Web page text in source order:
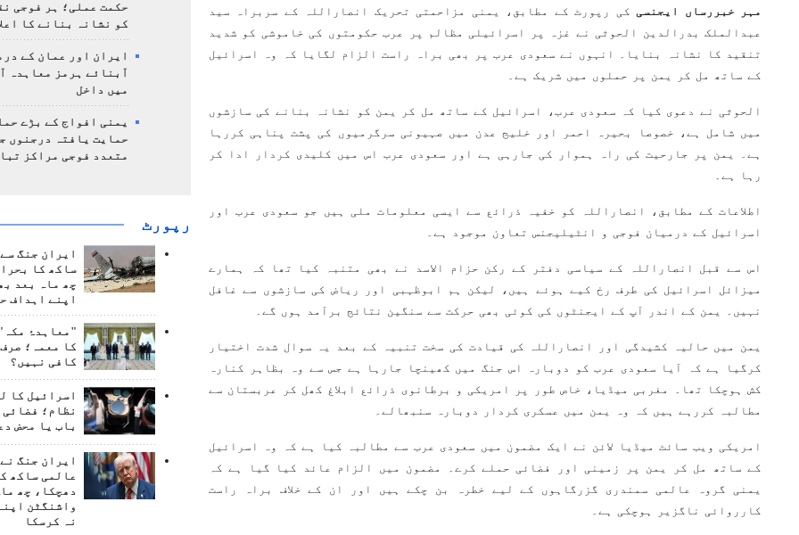
مہر خبررساں ایجنسی کی رپورٹ کے مطابق، یمنی مزاحمتی تحریک انصاراللہ کے سربراہ سید
عبدالملک بدرالدین الحوثی نے غزہ پر اسرائیلی مظالم پر عرب حکومتوں کی خاموشی کو شدید
تنقید کا نشانہ بنایا۔ انہوں نے سعودی عرب پر بھی براہ راست الزام لگایا کہ وہ اسرائیل
کے ساتھ مل کر یمن پر حملوں میں شریک ہے۔
الحوثی نے دعوی کیا کہ سعودی عرب، اسرائیل کے ساتھ مل کر یمن کو نشانہ بنانے کی سازشوں
میں شامل ہے، خصوصا بحیرہ احمر اور خلیج عدن میں صہیونی سرگرمیوں کی پشت پناہی کررہا
ہے۔ یمن پر جارحیت کی راہ ہموار کی جارہی ہے اور سعودی عرب اس میں کلیدی کردار ادا کر
رہا ہے۔
اطلاعات کے مطابق، انصاراللہ کو خفیہ ذرائع سے ایسی معلومات ملی ہیں جو سعودی عرب اور
اسرائیل کے درمیان فوجی و انٹیلیجنس تعاون موجود ہے۔
اس سے قبل انصاراللہ کے سیاسی دفتر کے رکن حزام الاسد نے بھی متنبہ کیا تھا کہ ہمارے
میزائل اسرائیل کی طرف رخ کیے ہوئے ہیں، لیکن ہم ابوظہبی اور ریاض کی سازشوں سے غافل
نہیں۔ یمن کے اندر آپ کے ایجنٹوں کی کوئی بھی حرکت سے سنگین نتائج برآمد ہوں گے۔
یمن میں حالیہ کشیدگی اور انصاراللہ کی قیادت کی سخت تنبیہ کے بعد یہ سوال شدت اختیار
کرگیا ہے کہ آیا سعودی عرب کو دوبارہ اس جنگ میں کھینچا جارہا ہے جس سے وہ بظاہر کنارہ
کش ہوچکا تھا۔ مغربی میڈیا، خاص طور پر امریکی و برطانوی ذرائع ابلاغ کھل کر عربستان سے
مطالبہ کررہے ہیں کہ وہ یمن میں عسکری کردار دوبارہ سنبھالے۔
امریکی ویب سائٹ میڈیا لائن نے ایک مضمون میں سعودی عرب سے مطالبہ کیا ہے کہ وہ اسرائیل
کے ساتھ مل کر یمن پر زمینی اور فضائی حملے کرے۔ مضمون میں الزام عائد کیا گیا ہے کہ
یمنی گروہ عالمی سمندری گزرگاہوں کے لیے خطرہ بن چکے ہیں اور ان کے خلاف براہ راست
کارروائی ناگزیر ہوچکی ہے۔
حکمت عملی؛ ہر فوجی
کو نشانہ بنانے کا
ایران اور عمان کے
آبنائے ہرمز معاہدہ
میں داخل
یمنی افواج کے بڑے
حمایت یافتہ درجنوں
متعدد فوجی مراکز
رپورٹ
ایران جنگ
ساکھ کا
چھ ماہ بعد
اپنے اہداف
"معاہدۂ
کا معمہ؛
کافی نہیں؟
اسرائیل کا
نظام؛ فضائی
باب یا محض
ایران جنگ
عالمی ساکھ
دھچکا، چھ
واشنگٹن
نہ کرسکا